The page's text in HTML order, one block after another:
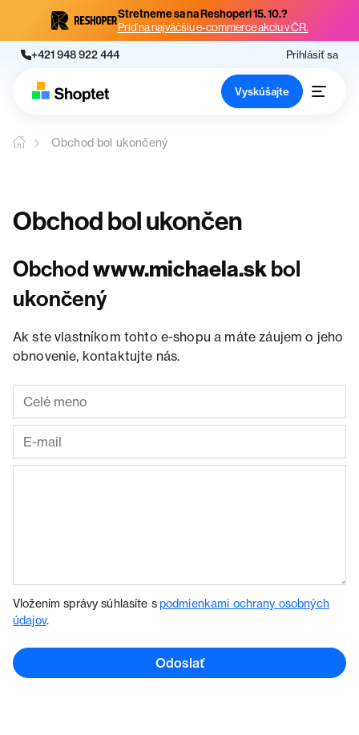
Stretneme sa na Reshoperi 15. 10.?
Príď na najväčšiu e-commerce akciu v ČR.
+421 948 922 444 Prihlásiť sa
Vyskúšajte
Obchod bol ukončený
Obchod bol ukončen
Obchodwww.michaela.skbol
ukončený
Ak ste vlastníkom tohto e-shopu a máte záujem o jeho
obnovenie, kontaktujte nás.
Vložením správy súhlasíte spodmienkami ochrany osobných
údajov.
Odoslať